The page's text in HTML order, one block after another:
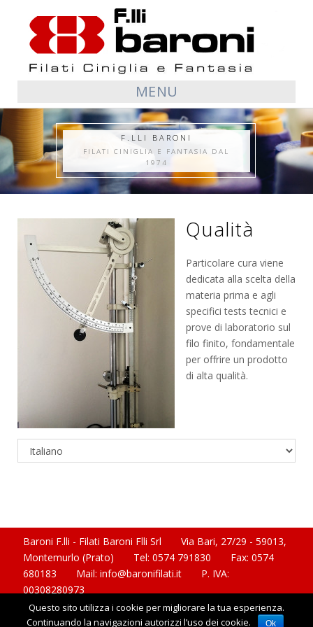
MENU
F.LLI BARONI
FILATI CINIGLIA E FANTASIA DAL
1974
Qualità
Particolare cura viene
dedicata alla scelta della
materia prima e agli
specifici tests tecnici e
prove di laboratorio sul
filo finito, fondamentale
per offrire un prodotto
di alta qualità.
Baroni F.lli - Filati Baroni Flli Srl Via Bari, 27/29 - 59013,
Montemurlo (Prato) Tel: 0574 791830 Fax: 0574
680183 Mail: info@baronifilati.it P. IVA:
00308280973
Questo sito utilizza i cookie per migliorare la tua esperienza.
Continuando la navigazioni autorizzi l’uso dei cookie.
Ok